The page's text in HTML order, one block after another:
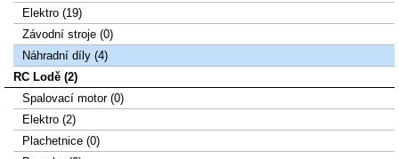
Elektro (19)
Závodní stroje (0)
Náhradní díly (4)
RC Lodě (2)
Spalovací motor (0)
Elektro (2)
Plachetnice (0)